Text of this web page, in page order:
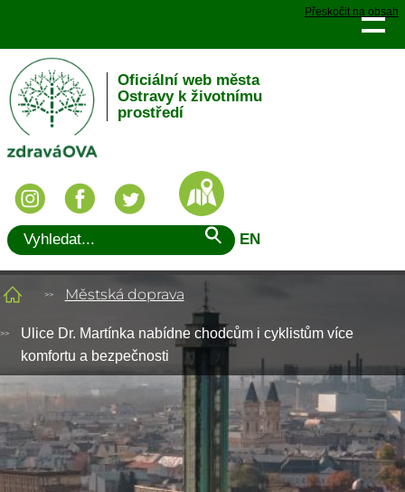
Přeskočit na obsah
Oficiální web města
Ostravy k životnímu
prostředí
EN
Městská doprava
Ulice Dr. Martínka nabídne chodcům i cyklistům více
komfortu a bezpečnosti